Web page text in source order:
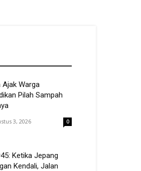
Ajak Warga
Pilah Sampah
3, 2026 0
Ketika Jepang
Kendali, Jalan